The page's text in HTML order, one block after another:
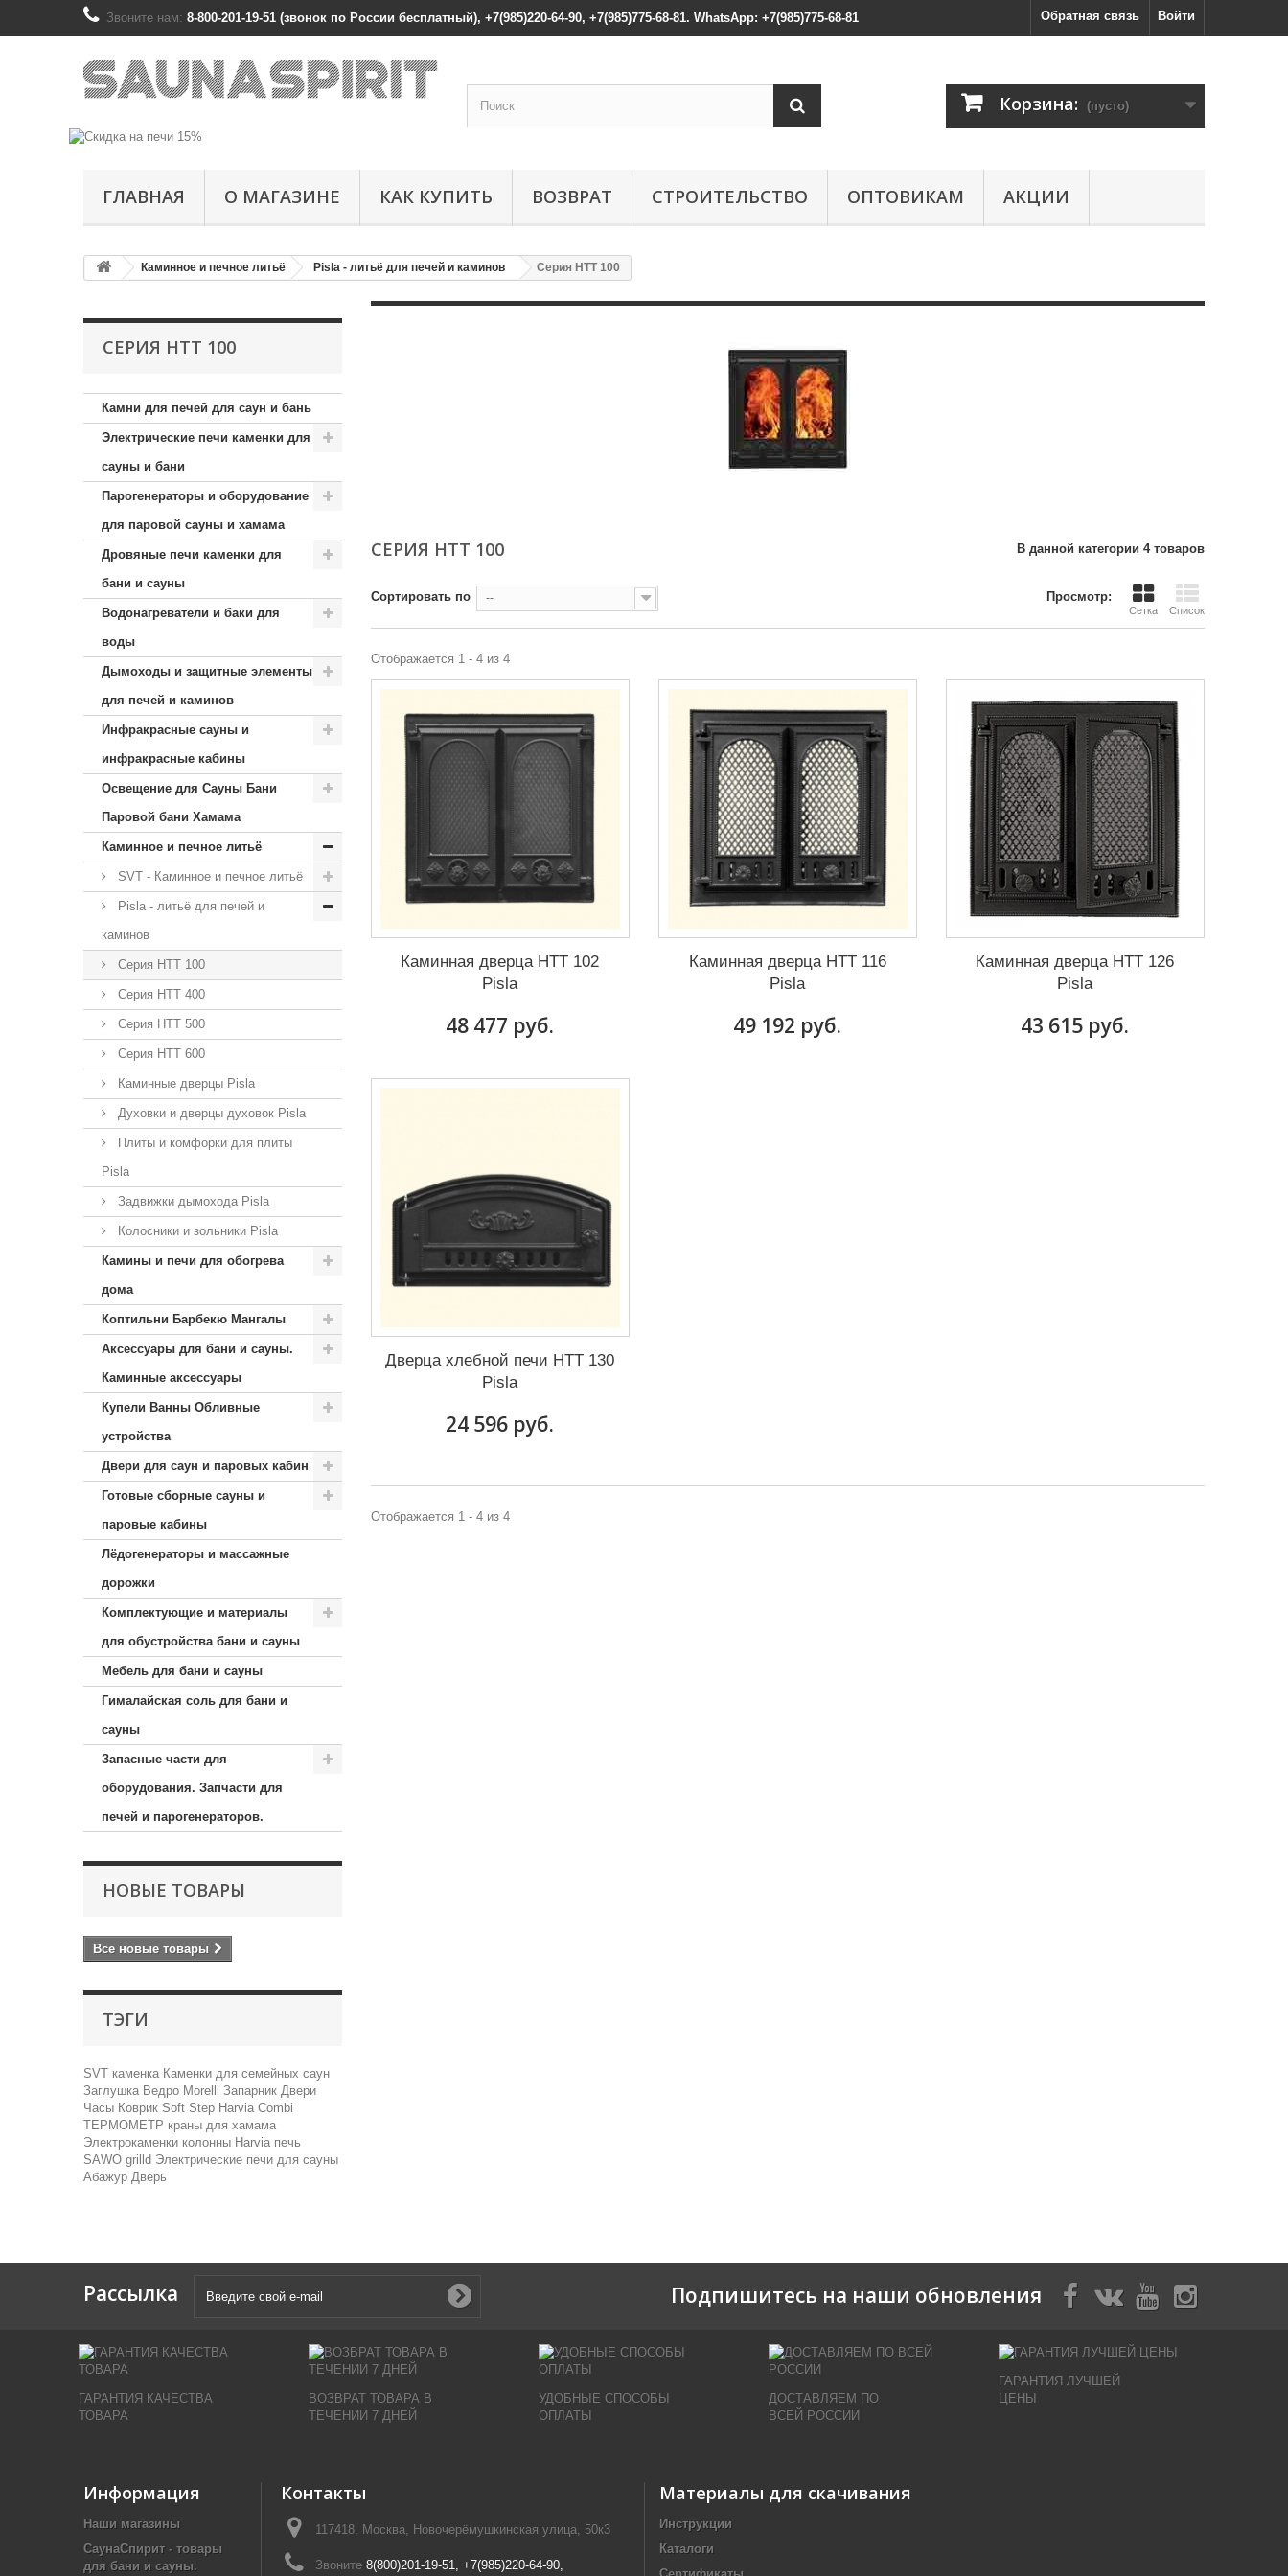
Войти
Обратная связь
Звоните нам: 8-800-201-19-51 (звонок по России бесплатный), +7(985)220-64-90, +7(985)775-68-81. WhatsApp: +7(985)775-68-81
Корзина: (пусто)
ГЛАВНАЯ О МАГАЗИНЕ КАК КУПИТЬ ВОЗВРАТ СТРОИТЕЛЬСТВО ОПТОВИКАМ АКЦИИ
Каминное и печное литьё Pisla - литьё для печей и каминов Серия НТТ 100
СЕРИЯ НТТ 100
Камни для печей для саун и бань
Электрические печи каменки для
сауны и бани
Парогенераторы и оборудование
для паровой сауны и хамама
Дровяные печи каменки для
бани и сауны
Водонагреватели и баки для
воды
Дымоходы и защитные элементы
для печей и каминов
Инфракрасные сауны и
инфракрасные кабины
Освещение для Сауны Бани
Паровой бани Хамама
Каминное и печное литьё
SVT - Каминное и печное литьё
Pisla - литьё для печей и
каминов
Серия НТТ 100
Серия НТТ 400
Серия НТТ 500
Серия НТТ 600
Каминные дверцы Pisla
Духовки и дверцы духовок Pisla
Плиты и комфорки для плиты
Pisla
Задвижки дымохода Pisla
Колосники и зольники Pisla
Камины и печи для обогрева
дома
Коптильни Барбекю Мангалы
Аксессуары для бани и сауны.
Каминные аксессуары
Купели Ванны Обливные
устройства
Двери для саун и паровых кабин
Готовые сборные сауны и
паровые кабины
Лёдогенераторы и массажные
дорожки
Комплектующие и материалы
для обустройства бани и сауны
Мебель для бани и сауны
Гималайская соль для бани и
сауны
Запасные части для
оборудования. Запчасти для
печей и парогенераторов.
НОВЫЕ ТОВАРЫ
Все новые товары
ТЭГИ
SVT каменка Каменки для семейных саун
Заглушка Ведро Morelli Запарник Двери
Часы Коврик Soft Step Harvia Combi
ТЕРМОМЕТР краны для хамама
Электрокаменки колонны Harvia печь
SAWO grilld Электрические печи для сауны
Абажур Дверь
СЕРИЯ НТТ 100 В данной категории 4 товаров
Просмотр:
Сетка Список
Сортировать по --
Отображается 1 - 4 из 4
Каминная дверца HTT 102
Pisla
48 477 руб.
Каминная дверца HTT 116
Pisla
49 192 руб.
Каминная дверца HTT 126
Pisla
43 615 руб.
Дверца хлебной печи HTT 130
Pisla
24 596 руб.
Отображается 1 - 4 из 4
Рассылка Подпишитесь на наши обновления
ГАРАНТИЯ КАЧЕСТВА
ТОВАРА
ВОЗВРАТ ТОВАРА В
ТЕЧЕНИИ 7 ДНЕЙ
УДОБНЫЕ СПОСОБЫ
ОПЛАТЫ
ДОСТАВЛЯЕМ ПО
ВСЕЙ РОССИИ
ГАРАНТИЯ ЛУЧШЕЙ
ЦЕНЫ
Информация
Наши магазины
СаунаСпирит - товары
для бани и сауны.
Контакты
117418, Москва, Новочерёмушкинская улица, 50к3
Звоните 8(800)201-19-51, +7(985)220-64-90,
Материалы для скачивания
Инструкции
Каталоги